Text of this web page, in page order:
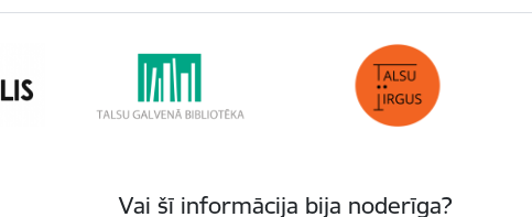
Vai šī informācija bija noderīga?